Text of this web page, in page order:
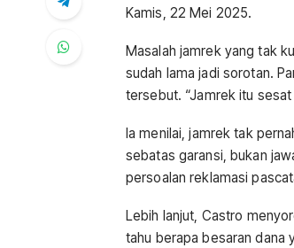
Kamis, 22 Mei 2025.
Masalah jamrek yang tak
sudah lama jadi sorotan.
tersebut. “Jamrek itu
Ia menilai, jamrek tak
sebatas garansi, bukan
persoalan reklamasi
Lebih lanjut, Castro
tahu berapa besaran dana